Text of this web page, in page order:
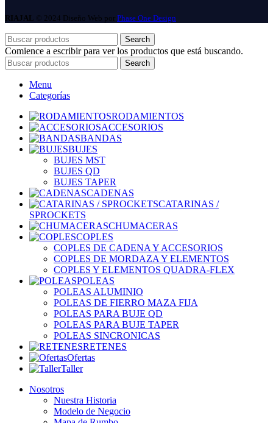
RIAJAL © 2024 Diseño Web por Phase One Design
Search
Comience a escribir para ver los productos que está buscando.
Search
Menu
Categorías
RODAMIENTOS
ACCESORIOS
BANDAS
BUJES
BUJES MST
BUJES QD
BUJES TAPER
CADENAS
CATARINAS /
SPROCKETS
CHUMACERAS
COPLES
COPLES DE CADENA Y ACCESORIOS
COPLES DE MORDAZA Y ELEMENTOS
COPLES Y ELEMENTOS QUADRA-FLEX
POLEAS
POLEAS ALUMINIO
POLEAS DE FIERRO MAZA FIJA
POLEAS PARA BUJE QD
POLEAS PARA BUJE TAPER
POLEAS SINCRONICAS
RETENES
Ofertas
Taller
Nosotros
Nuestra Historia
Modelo de Negocio